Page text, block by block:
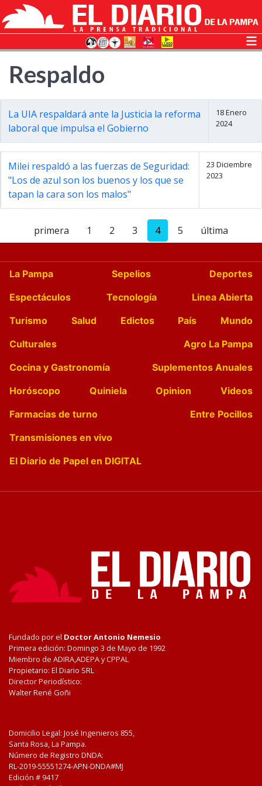
Respaldo
La UIA respaldará ante la Justicia la reforma
laboral que impulsa el Gobierno
18 Enero
2024
Milei respaldó a las fuerzas de Seguridad:
"Los de azul son los buenos y los que se
tapan la cara son los malos"
23 Diciembre
2023
primera 1 2 3 4 5 última
La Pampa Sepelios
Deportes
Espectáculos
Tecnología
Linea Abierta
Turismo
Salud Edictos País
Mundo
Culturales
Agro La Pampa
Cocina y Gastronomía
Suplementos Anuales
Horóscopo
Quiniela Opinion
Videos
Farmacias de turno
Entre Pocillos
Transmisiones en vivo
El Diario de Papel en DIGITAL
Fundado por el Doctor Antonio Nemesio
Primera edición: Domingo 3 de Mayo de 1992
Miembro de ADIRA,ADEPA y CPPAL
Propietario: El Diario SRL
Director Periodístico:
Walter René Goñi
Domicilio Legal: José Ingenieros 855,
Santa Rosa, La Pampa.
Número de Registro DNDA:
RL-2019-55551274-APN-DNDA#MJ
Edición # 9417